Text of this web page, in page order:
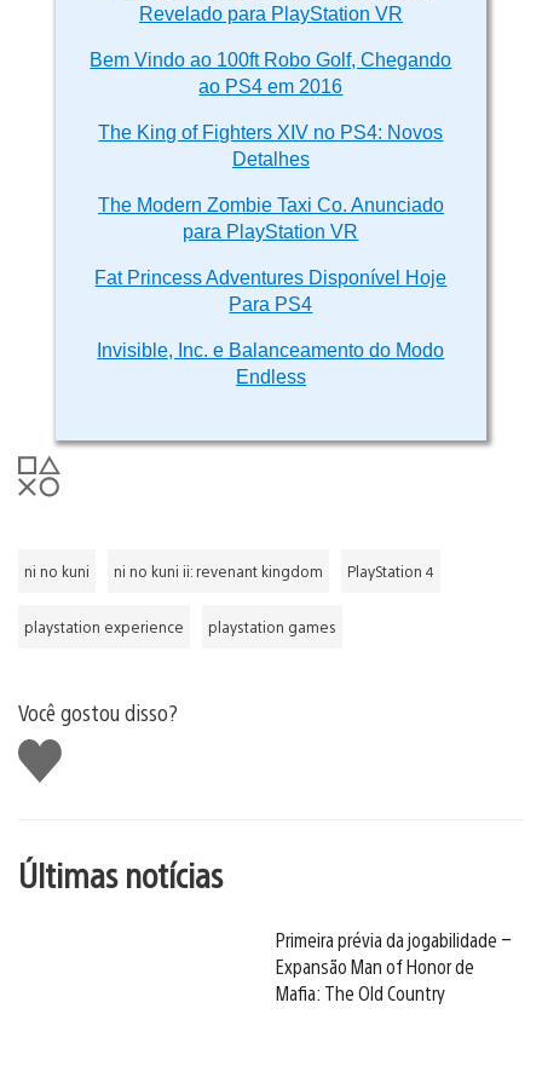
Revelado para PlayStation VR
Bem Vindo ao 100ft Robo Golf, Chegando
ao PS4 em 2016
The King of Fighters XIV no PS4: Novos
Detalhes
The Modern Zombie Taxi Co. Anunciado
para PlayStation VR
Fat Princess Adventures Disponível Hoje
Para PS4
Invisible, Inc. e Balanceamento do Modo
Endless
ni no kuni ni no kuni ii: revenant kingdom PlayStation 4
playstation experience playstation games
Você gostou disso?
Curtir
Últimas notícias
Primeira prévia da jogabilidade –
Expansão Man of Honor de
Mafia: The Old Country